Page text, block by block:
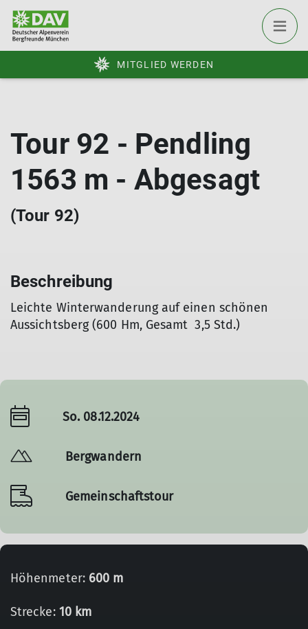
MITGLIED WERDEN
Tour 92 - Pendling
1563 m - Abgesagt
(Tour 92)
Beschreibung
Leichte Winterwanderung auf einen schönen
Aussichtsberg (600 Hm, Gesamt 3,5 Std.)
So. 08.12.2024
Bergwandern
Gemeinschaftstour
Höhenmeter: 600 m
Strecke: 10 km